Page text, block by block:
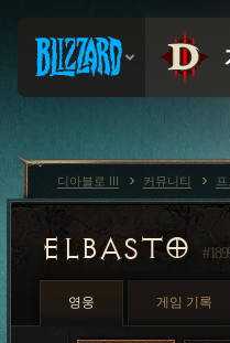
ELBASTO
영웅 게임 기록
디아블로 III 커뮤니티 프